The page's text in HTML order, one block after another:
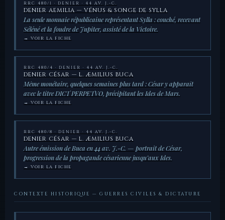
RRC 480/1 · DENIER · 44 AV. J.-C.
DENIER AEMILIA — VÉNUS & SONGE DE SYLLA
La seule monnaie républicaine représentant Sylla : couché, recevant
Séléné et la foudre de Jupiter, assisté de la Victoire.
→ VOIR LA FICHE
RRC 480/4 · DENIER · 44 AV. J.-C.
DENIER CÉSAR — L. ÆMILIUS BUCA
Même monétaire, quelques semaines plus tard : César y apparaît
avec le titre DICT PERPETVO, précipitant les Ides de Mars.
→ VOIR LA FICHE
RRC 480/8 · DENIER · 44 AV. J.-C.
DENIER CÉSAR — L. ÆMILIUS BUCA
Autre émission de Buca en 44 av. J.-C. — portrait de César,
progression de la propagande césarienne jusqu’aux Ides.
→ VOIR LA FICHE
CONTEXTE HISTORIQUE — GUERRES CIVILES & DICTATURE